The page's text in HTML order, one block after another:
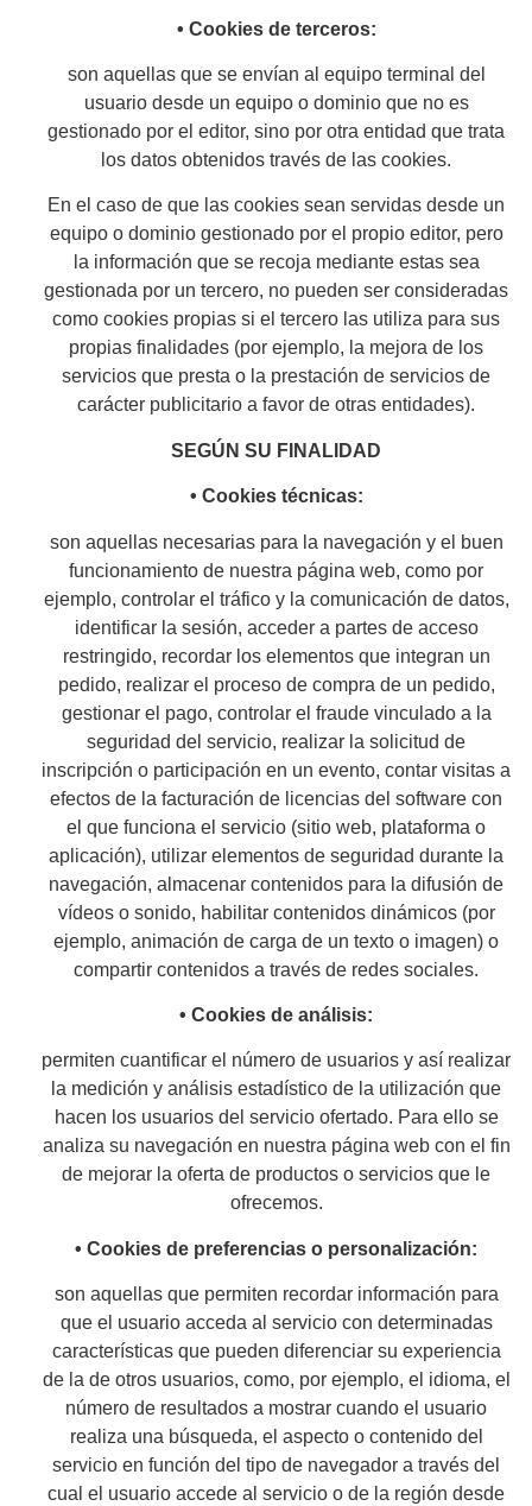
• Cookies de terceros:
son aquellas que se envían al equipo terminal del
usuario desde un equipo o dominio que no es
gestionado por el editor, sino por otra entidad que trata
los datos obtenidos través de las cookies.
En el caso de que las cookies sean servidas desde un
equipo o dominio gestionado por el propio editor, pero
la información que se recoja mediante estas sea
gestionada por un tercero, no pueden ser consideradas
como cookies propias si el tercero las utiliza para sus
propias finalidades (por ejemplo, la mejora de los
servicios que presta o la prestación de servicios de
carácter publicitario a favor de otras entidades).
SEGÚN SU FINALIDAD
• Cookies técnicas:
son aquellas necesarias para la navegación y el buen
funcionamiento de nuestra página web, como por
ejemplo, controlar el tráfico y la comunicación de datos,
identificar la sesión, acceder a partes de acceso
restringido, recordar los elementos que integran un
pedido, realizar el proceso de compra de un pedido,
gestionar el pago, controlar el fraude vinculado a la
seguridad del servicio, realizar la solicitud de
inscripción o participación en un evento, contar visitas a
efectos de la facturación de licencias del software con
el que funciona el servicio (sitio web, plataforma o
aplicación), utilizar elementos de seguridad durante la
navegación, almacenar contenidos para la difusión de
vídeos o sonido, habilitar contenidos dinámicos (por
ejemplo, animación de carga de un texto o imagen) o
compartir contenidos a través de redes sociales.
• Cookies de análisis:
permiten cuantificar el número de usuarios y así realizar
la medición y análisis estadístico de la utilización que
hacen los usuarios del servicio ofertado. Para ello se
analiza su navegación en nuestra página web con el fin
de mejorar la oferta de productos o servicios que le
ofrecemos.
• Cookies de preferencias o personalización:
son aquellas que permiten recordar información para
que el usuario acceda al servicio con determinadas
características que pueden diferenciar su experiencia
de la de otros usuarios, como, por ejemplo, el idioma, el
número de resultados a mostrar cuando el usuario
realiza una búsqueda, el aspecto o contenido del
servicio en función del tipo de navegador a través del
cual el usuario accede al servicio o de la región desde